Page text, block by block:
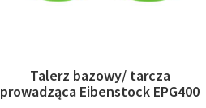
Talerz bazowy/ tarcza
prowadząca Eibenstock EPG400